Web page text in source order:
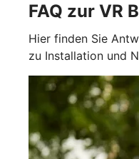
FAQ zur VR
Hier finden Sie
zu Installation und